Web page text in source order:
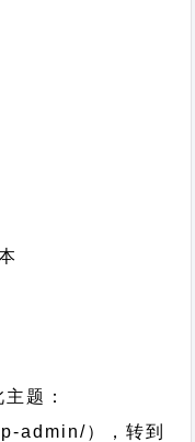
题：
admin/），转到